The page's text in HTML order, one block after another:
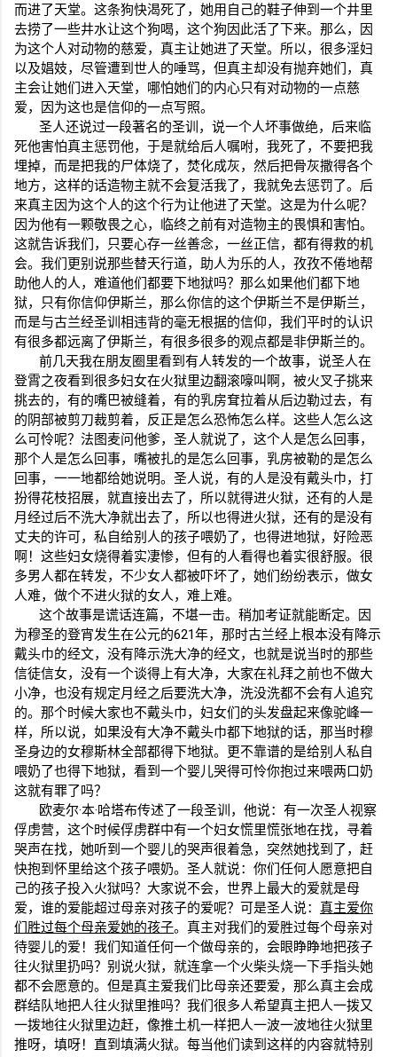
而进了天堂。这条狗快渴死了，她用自己的鞋子伸到一个井里
去捞了一些井水让这个狗喝，这个狗因此活了下来。那么，因
为这个人对动物的慈爱，真主让她进了天堂。所以，很多淫妇
以及娼妓，尽管遭到世人的唾骂，但真主却没有抛弃她们，真
主会让她们进入天堂，哪怕她们的内心只有对动物的一点慈
爱，因为这也是信仰的一点写照。
圣人还说过一段著名的圣训，说一个人坏事做绝，后来临
死他害怕真主惩罚他，于是就给后人嘱咐，我死了，不要把我
埋掉，而是把我的尸体烧了，焚化成灰，然后把骨灰撒得各个
地方，这样的话造物主就不会复活我了，我就免去惩罚了。后
来真主因为这个人的这个行为让他进了天堂。这是为什么呢？
因为他有一颗敬畏之心，临终之前有对造物主的畏惧和害怕。
这就告诉我们，只要心存一丝善念，一丝正信，都有得救的机
会。我们更别说那些替天行道，助人为乐的人，孜孜不倦地帮
助他人的人，难道他们都要下地狱吗？那么如果他们都下地
狱，只有你信仰伊斯兰，那么你信的这个伊斯兰不是伊斯兰，
而是与古兰经圣训相违背的毫无根据的信仰，我们平时的认识
有很多都远离了伊斯兰，有很多很多的观点都是非伊斯兰的。
前几天我在朋友圈里看到有人转发的一个故事，说圣人在
登霄之夜看到很多妇女在火狱里边翻滚嚎叫啊，被火叉子挑来
挑去的，有的嘴巴被缝着，有的乳房耷拉着从后边勒过去，有
的阴部被剪刀裁剪着，反正是怎么恐怖怎么样。这些人怎么这
么可怜呢？法图麦问他爹，圣人就说了，这个人是怎么回事，
那个人是怎么回事，嘴被扎的是怎么回事，乳房被勒的是怎么
回事，一一地都给她说明。圣人说，有的人是没有戴头巾，打
扮得花枝招展，就直接出去了，所以就得进火狱，还有的人是
月经过后不洗大净就出去了，所以也得进火狱，还有的是没有
丈夫的许可，私自给别人的孩子喂奶了，也得进地狱，好险恶
啊！这些妇女烧得着实凄惨，但有的人看得也着实很舒服。很
多男人都在转发，不少女人都被吓坏了，她们纷纷表示，做女
人难，做个不进火狱的女人，难上难。
这个故事是谎话连篇，不堪一击。稍加考证就能断定。因
为穆圣的登宵发生在公元的621年，那时古兰经上根本没有降示
戴头巾的经文，没有降示洗大净的经文，也就是说当时的那些
信徒信女，没有一个谈得上有大净，大家在礼拜之前也不做大
小净，也没有规定月经之后要洗大净，洗没洗都不会有人追究
的。那个时候大家也不戴头巾，妇女们的头发盘起来像驼峰一
样，所以说，如果没有大净不戴头巾都下地狱的话，那当时穆
圣身边的女穆斯林全部都得下地狱。更不靠谱的是给别人私自
喂奶了也得下地狱，看到一个婴儿哭得可怜你抱过来喂两口奶
这就有罪了吗？
欧麦尔·本·哈塔布传述了一段圣训，他说：有一次圣人视察
俘虏营，这个时候俘虏群中有一个妇女慌里慌张地在找，寻着
哭声在找，她听到一个婴儿的哭声很着急，突然她找到了，赶
快抱到怀里给这个孩子喂奶。圣人就说：你们任何人愿意把自
己的孩子投入火狱吗？大家说不会，世界上最大的爱就是母
爱，谁的爱能超过母亲对孩子的爱呢？可是圣人说： 真主爱你
们胜过每个母亲爱她的孩子。真主对我们的爱胜过每个母亲对
待婴儿的爱！我们知道任何一个做母亲的，会眼睁睁地把孩子
往火狱里扔吗？别说火狱，就连拿一个火柴头烧一下手指头她
都不会愿意的。但是真主爱我们比母亲还要爱，那么真主会成
群结队地把人往火狱里推吗？我们很多人希望真主把人一拨又
一拨地往火狱里边赶，像推土机一样把人一波一波地往火狱里
推呀，填呀！直到填满火狱。每当他们读到这样的内容就特别